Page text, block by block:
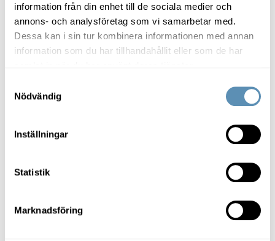
information från din enhet till de sociala medier och
annons- och analysföretag som vi samarbetar med.
Dessa kan i sin tur kombinera informationen med annan
information som du har tillhandahållit eller som de har
Nödvändig
Inställningar
Statistik
Marknadsföring
Hälsa och glädje i fokus på
Gerdahallens gym i Helsingborg
Gerdahallen är träningsstället som under många år
i gamla gummifabriken i Helsingborg, numera
Fabriken1891, ett stenkast från Campus. Platschefen
lika viktig hälsofrämjare som moderskeppet i Lund.
pressmeddelanden?
pressmeddelanden samt bildbank